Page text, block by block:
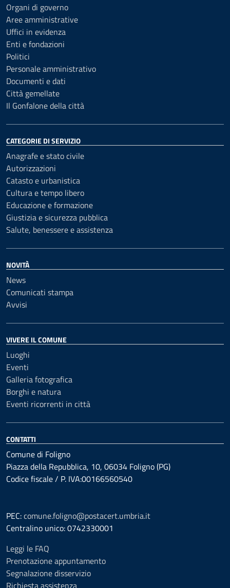
Organi di governo
Aree amministrative
Uffici in evidenza
Enti e fondazioni
Politici
Personale amministrativo
Documenti e dati
Città gemellate
Il Gonfalone della città
CATEGORIE DI SERVIZIO
Anagrafe e stato civile
Autorizzazioni
Catasto e urbanistica
Cultura e tempo libero
Educazione e formazione
Giustizia e sicurezza pubblica
Salute, benessere e assistenza
NOVITÀ
News
Comunicati stampa
Avvisi
VIVERE IL COMUNE
Luoghi
Eventi
Galleria fotografica
Borghi e natura
Eventi ricorrenti in città
CONTATTI
Comune di Foligno
Piazza della Repubblica, 10, 06034 Foligno (PG)
Codice fiscale / P. IVA:00166560540
PEC:comune.foligno@postacert.umbria.it
Centralino unico: 0742330001
Leggi le FAQ
Prenotazione appuntamento
Segnalazione disservizio
Richiesta assistenza